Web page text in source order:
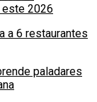
a 6 restaurantes